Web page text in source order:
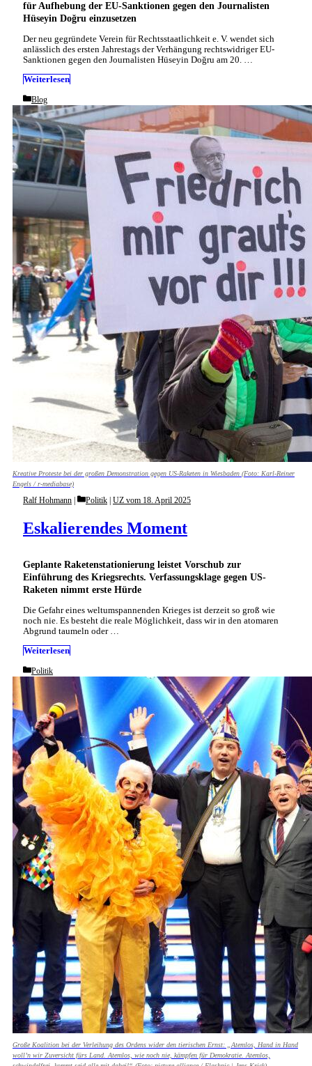
für Aufhebung der EU-Sanktionen gegen den Journalisten
Hüseyin Doğru einzusetzen
Der neu gegründete Verein für Rechtsstaatlichkeit e. V. wendet sich
anlässlich des ersten Jahrestags der Verhängung rechtswidriger EU-
Sanktionen gegen den Journalisten Hüseyin Doğru am 20. …
Weiterlesen
Categories
Blog
Kreative Proteste bei der großen Demonstration gegen US-Raketen in Wiesbaden (Foto: Karl-Reiner
Engels / r-mediabase)
Geplante Raketenstationierung leistet Vorschub zur
Einführung des Kriegsrechts. Verfassungsklage gegen US-
Raketen nimmt erste Hürde
Eskalierendes Moment
Ralf Hohmann Categories
Politik | UZ vom 18. April 2025
Die Gefahr eines weltumspannenden Krieges ist derzeit so groß wie
noch nie. Es besteht die reale Möglichkeit, dass wir in den atomaren
Abgrund taumeln oder …
Weiterlesen
Categories
Politik
Große Koalition bei der Verleihung des Ordens wider den tierischen Ernst: „Atemlos, Hand in Hand
woll’n wir Zuversicht fürs Land. Atemlos, wie noch nie, kämpfen für Demokratie. Atemlos,